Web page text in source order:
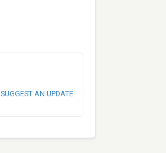
SUGGEST AN UPDATE